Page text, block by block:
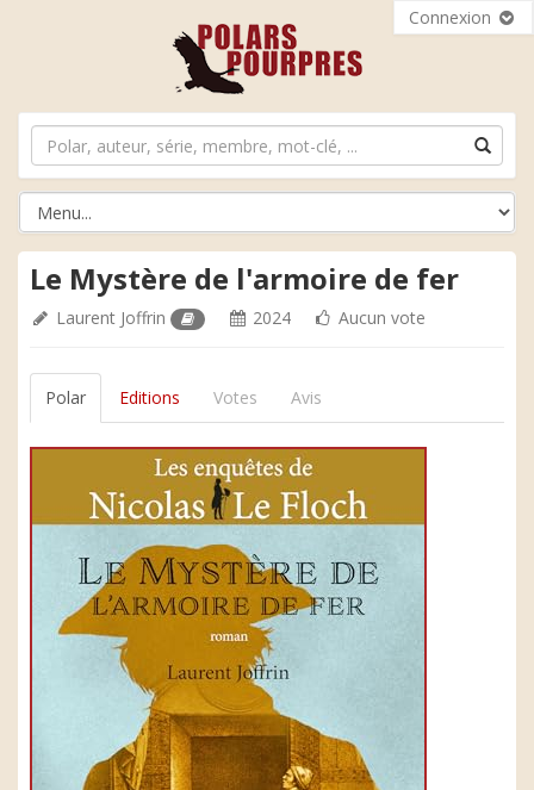
Connexion
Le Mystère de l'armoire de fer
Laurent Joffrin 2024 Aucun vote
Polar Editions Votes Avis